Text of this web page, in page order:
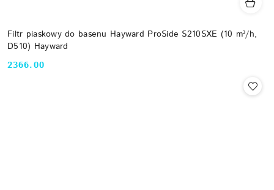
Filtr piaskowy do basenu Hayward ProSide S210SXE (10 m³/h,
D510) Hayward
Cena:
2366.00